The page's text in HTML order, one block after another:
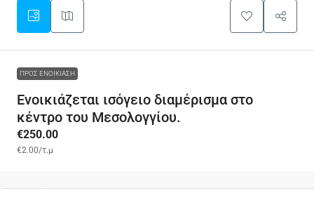
ΠΡΟΣ ΕΝΟΙΚΊΑΣΗ
Ενοικιάζεται ισόγειο διαμέρισμα στο
κέντρο του Μεσολογγίου.
€250.00
€2.00/τ.μ